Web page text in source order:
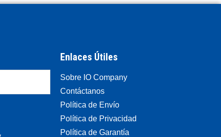
Enlaces Útiles
Sobre IO Company
Contáctanos
Política de Envío
Política de Privacidad
Política de Garantía